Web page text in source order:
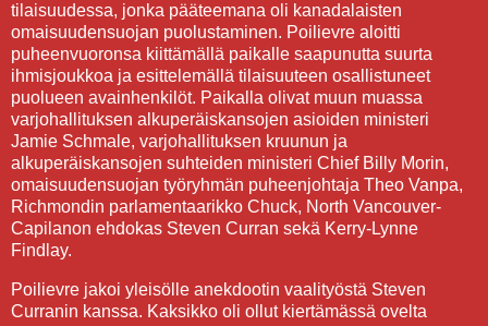
tilaisuudessa, jonka pääteemana oli kanadalaisten
omaisuudensuojan puolustaminen. Poilievre aloitti
puheenvuoronsa kiittämällä paikalle saapunutta suurta
ihmisjoukkoa ja esittelemällä tilaisuuteen osallistuneet
puolueen avainhenkilöt. Paikalla olivat muun muassa
varjohallituksen alkuperäiskansojen asioiden ministeri
Jamie Schmale, varjohallituksen kruunun ja
alkuperäiskansojen suhteiden ministeri Chief Billy Morin,
omaisuudensuojan työryhmän puheenjohtaja Theo Vanpa,
Richmondin parlamentaarikko Chuck, North Vancouver-
Capilanon ehdokas Steven Curran sekä Kerry-Lynne
Findlay.
Poilievre jakoi yleisölle anekdootin vaalityöstä Steven
Curranin kanssa. Kaksikko oli ollut kiertämässä ovelta